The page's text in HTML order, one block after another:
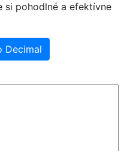
si pohodlné a efektívne
Decimal